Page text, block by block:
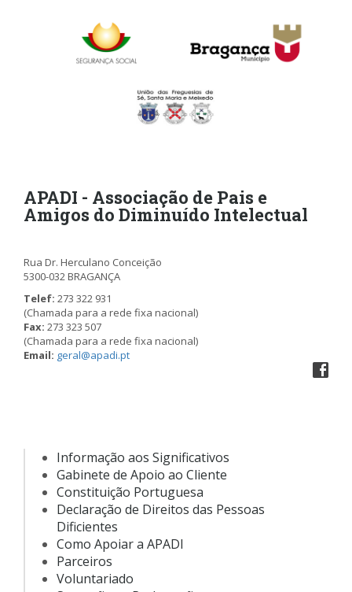
APADI - Associação de Pais e
Amigos do Diminuído Intelectual
Rua Dr. Herculano Conceição
5300-032 BRAGANÇA
Telef: 273 322 931
(Chamada para a rede fixa nacional)
Fax: 273 323 507
(Chamada para a rede fixa nacional)
Email: geral@apadi.pt
Informação aos Significativos
Gabinete de Apoio ao Cliente
Constituição Portuguesa
Declaração de Direitos das Pessoas
Dificientes
Como Apoiar a APADI
Parceiros
Voluntariado